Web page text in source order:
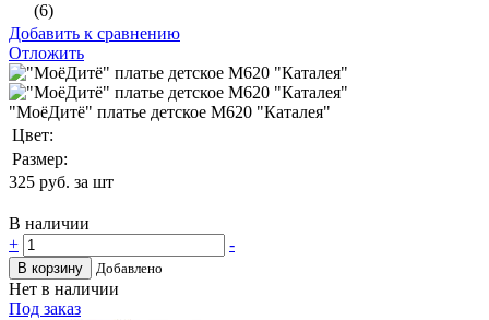
(6)
Добавить к сравнению
Отложить
"МоёДитё" платье детское М620 "Каталея"
Цвет:
Размер:
325 руб. за шт
В наличии
+
-
В корзину Добавлено
Нет в наличии
Под заказ